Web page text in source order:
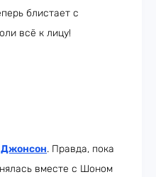
блистает с
всё к лицу!
. Правда, пока
вместе с Шоном